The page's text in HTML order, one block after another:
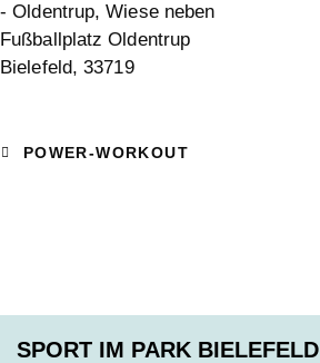
- Oldentrup, Wiese neben
Fußballplatz Oldentrup
Bielefeld, 33719
POWER-WORKOUT
SPORT IM PARK BIELEFELD